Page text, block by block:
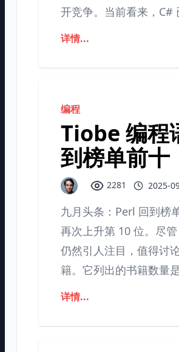
开竞争。当前看来，C#
详情...
编程
Tiobe 编程
到榜单前十
2281 2025-
九月头条：Perl 回到榜
再次上升第 10 位。尽
仍然引人注目，值得讨
籍。它列出的书籍数量
详情...